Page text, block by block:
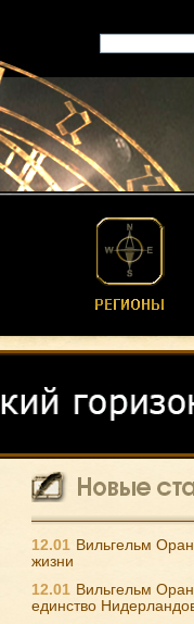
12.01 Вильгельм
жизни
12.01 Вильгельм
единство